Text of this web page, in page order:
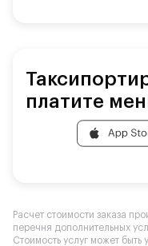
платите
Расчет стоимости заказа
перечня дополнительных
Стоимость услуг может